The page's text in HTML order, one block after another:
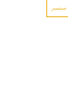
سبتمبر